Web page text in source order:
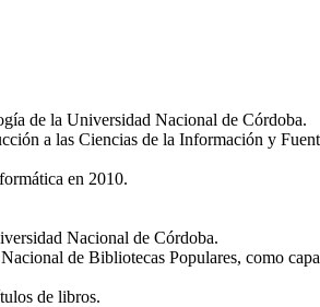
de la Universidad Nacional de Córdoba.
a las Ciencias de la Información y
en 2010.
Nacional de Córdoba.
de Bibliotecas Populares, como
de libros.